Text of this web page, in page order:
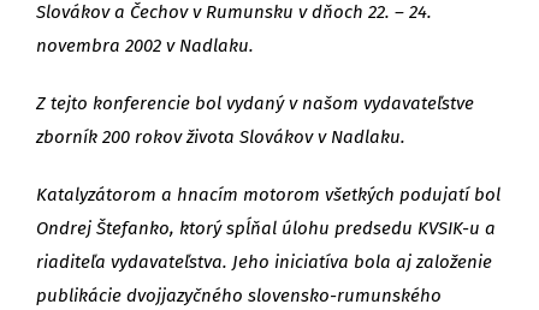
Slovákov a Čechov v Rumunsku v dňoch 22. – 24.
novembra 2002 v Nadlaku.
Z tejto konferencie bol vydaný v našom vydavateľstve
zborník 200 rokov života Slovákov v Nadlaku.
Katalyzátorom a hnacím motorom všetkých podujatí bol
Ondrej Štefanko, ktorý spĺňal úlohu predsedu KVSIK-u a
riaditeľa vydavateľstva. Jeho iniciatíva bola aj založenie
publikácie dvojjazyčného slovensko-rumunského